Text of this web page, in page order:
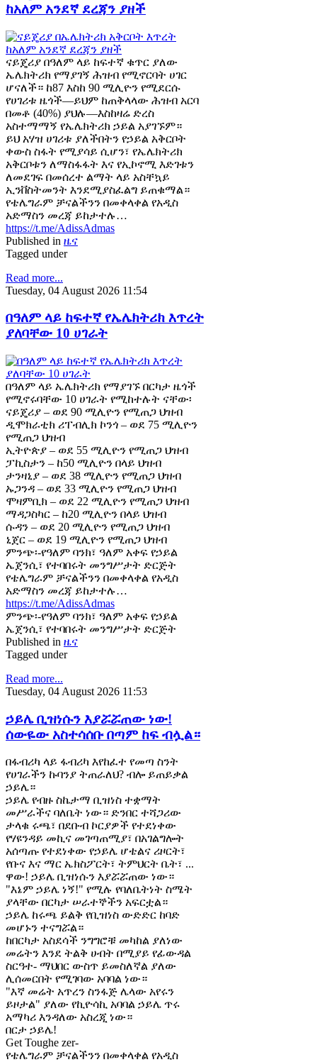
ከአለም አንደኛ ደረጃን ያዘች
ናይጄሪያ በዓለም ላይ ከፍተኛ ቁጥር ያለው
ኤሌክትሪክ የማያገኝ ሕዝብ የሚኖርባት ሀገር
ሆናለች። ከ87 እስከ 90 ሚሊዮን የሚደርሱ
የሀገሪቱ ዜጎች—ይህም ከጠቅላላው ሕዝብ አርባ
በመቶ (40%) ያህሉ—እስከዛሬ ድረስ
አስተማማኝ የኤሌክትሪክ ኃይል አያገኙም።
ይህ አሃዝ ሀገሪቱ ያለችበትን የኃይል አቅርቦት
ቀውስ ስፋት የሚያሳይ ሲሆን፣ የኤሌክትሪክ
አቅርቦቱን ለማስፋፋት እና የኢኮኖሚ እድገቱን
ለመደገፍ በመሰረተ ልማት ላይ አስቸኳይ
ኢንቨስትመንት እንደሚያስፈልግ ይጠቁማል።
የቴሌግራም ቻናልችንን በመቀላቀል የአዲስ
አድማስን መረጃ ይከታተሉ…
https://t.me/AdissAdmas
Published in ዜና
Tagged under
Read more...
Tuesday, 04 August 2026 11:54
በዓለም ላይ ከፍተኛ የኤሌክትሪክ እጥረት
ያለባቸው 10 ሀገራት
በዓለም ላይ ኤሌክትሪክ የማያገኙ በርካታ ዜጎች
የሚኖሩባቸው 10 ሀገራት የሚከተሉት ናቸው፡
ናይጄሪያ – ወደ 90 ሚሊዮን የሚጠጋ ህዝብ
ዲሞክራቲክ ሪፐብሊክ ኮንጎ – ወደ 75 ሚሊዮን
የሚጠጋ ህዝብ
ኢትዮጵያ – ወደ 55 ሚሊዮን የሚጠጋ ህዝብ
ፓኪስታን – ከ50 ሚሊዮን በላይ ህዝብ
ታንዛኒያ – ወደ 38 ሚሊዮን የሚጠጋ ህዝብ
ኡጋንዳ – ወደ 33 ሚሊዮን የሚጠጋ ህዝብ
ሞዛምቢክ – ወደ 22 ሚሊዮን የሚጠጋ ህዝብ
ማዳጋስካር – ከ20 ሚሊዮን በላይ ህዝብ
ሱዳን – ወደ 20 ሚሊዮን የሚጠጋ ህዝብ
ኒጀር – ወደ 19 ሚሊዮን የሚጠጋ ህዝብ
ምንጭ፡-የዓለም ባንክ፣ ዓለም አቀፍ የኃይል
ኤጀንሲ፣ የተባበሩት መንግሥታት ድርጅት
የቴሌግራም ቻናልችንን በመቀላቀል የአዲስ
አድማስን መረጃ ይከታተሉ…
https://t.me/AdissAdmas
ምንጭ፡-የዓለም ባንክ፣ ዓለም አቀፍ የኃይል
ኤጀንሲ፣ የተባበሩት መንግሥታት ድርጅት
Published in ዜና
Tagged under
Read more...
Tuesday, 04 August 2026 11:53
ኃይሌ ቢዝነሱን እያሯሯጠው ነው!
ሰውዬው አስተሳሰቡ በጣም ከፍ ብሏል።
በፋብሪካ ላይ ፋብሪካ እየከፈተ የመጣ ስንት
የሀገራችን ኩባንያ ትጠራለህ? ብሎ ይጠይቃል
ኃይሌ።
ኃይሌ የብዙ ስኬታማ ቢዝነስ ተቋማት
መሥራችና ባለቤት ነው። ድንበር ተሻጋሪው
ታላቁ ሩጫ፣ በደቡብ ኮርያዎች የተደነቀው
የሃዩንዳይ መኪና መገጣጠሚያ፣ በአገልግሎት
አሰጣጡ የተደነቀው የኃይሌ ሆቴልና ሪዞርት፣
የቡና እና ማር ኤክስፖርት፣ ትምህርት ቤት፣ ...
ዋው! ኃይሌ ቢዝነሱን እያሯሯጠው ነው።
"እኔም ኃይሌ ነኝ!" የሚሉ የባለቤትነት ስሜት
ያላቸው በርካታ ሠራተኞችን አፍርቷል።
ኃይሌ ከሩጫ ይልቅ የቢዝነስ ውድድር ከባድ
መሆኑን ተናግሯል።
ከበርካታ አስደሳች ንግግሮቹ መካከል ያለነው
መሬትን እንደ ትልቅ ሀብት በሚያይ የፊውዳል
ስርዓተ- ማህበር ውስጥ ይመስለኛል ያለው
ሊሰመርበት የሚገባው አባባል ነው።
"እኛ መሬት አጥረን ስንፋጅ ሌላው አየሩን
ይዞታል" ያለው የኪዮሳኪ አባባል ኃይሌ ጥሩ
አማካሪ እንዳለው አስረጂ ነው።
በርታ ኃይሌ!
Get Toughe zer-
የቴሌግራም ቻናልችንን በመቀላቀል የአዲስ